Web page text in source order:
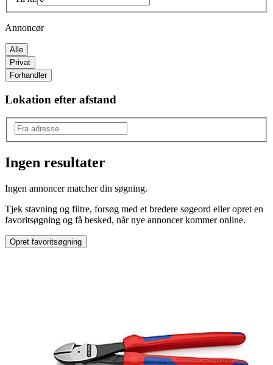
Annoncør
Alle
Privat
Forhandler
Lokation efter afstand
Andet mærke
Ingen resultater
Ingen annoncer matcher din søgning.
Tjek stavning og filtre, forsøg med et bredere søgeord eller opret en
favoritsøgning og få besked, når nye annoncer kommer online.
Opret favoritsøgning